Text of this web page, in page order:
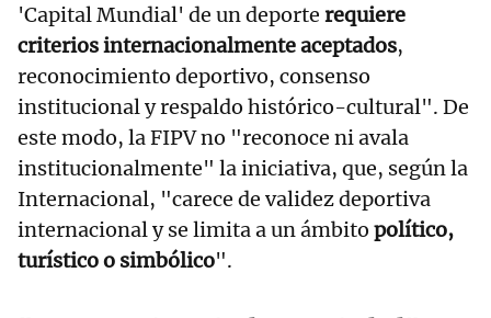
'Capital Mundial' de un deporte requiere
criterios internacionalmente aceptados,
reconocimiento deportivo, consenso
institucional y respaldo histórico-cultural". De
este modo, la FIPV no "reconoce ni avala
institucionalmente" la iniciativa, que, según la
Internacional, "carece de validez deportiva
internacional y se limita a un ámbito político,
turístico o simbólico".